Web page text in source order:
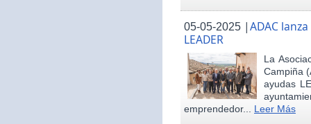
05-05-2025 |ADAC
LEADER
La
Campiña
ayudas
emprendedor... Leer Más